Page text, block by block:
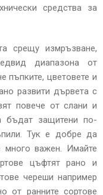
средства за
срещу измръзване,
диапазона от
пъпките, цветовете и
развити дървета с
повече от слани и
бъдат защитени по-
Тук е добре да
важен. Имайте
цъфтят рано и
череши например
от ранните сортове